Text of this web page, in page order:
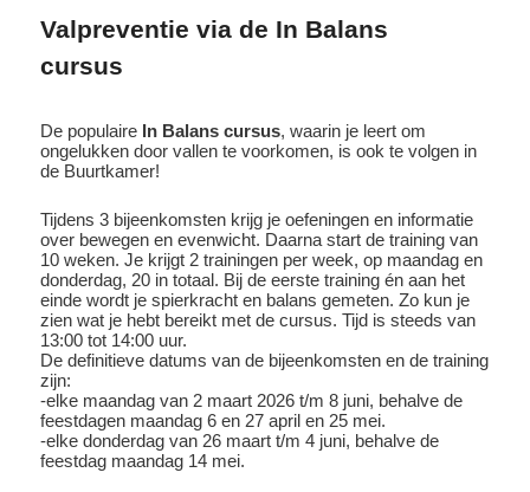
Valpreventie via de In Balans
cursus
De populaire In Balans cursus, waarin je leert om
ongelukken door vallen te voorkomen, is ook te volgen in
de Buurtkamer!
Tijdens 3 bijeenkomsten krijg je oefeningen en informatie
over bewegen en evenwicht. Daarna start de training van
10 weken. Je krijgt 2 trainingen per week, op maandag en
donderdag, 20 in totaal. Bij de eerste training én aan het
einde wordt je spierkracht en balans gemeten. Zo kun je
zien wat je hebt bereikt met de cursus. Tijd is steeds van
13:00 tot 14:00 uur.
De definitieve datums van de bijeenkomsten en de training
zijn:
-elke maandag van 2 maart 2026 t/m 8 juni, behalve de
feestdagen maandag 6 en 27 april en 25 mei.
-elke donderdag van 26 maart t/m 4 juni, behalve de
feestdag maandag 14 mei.